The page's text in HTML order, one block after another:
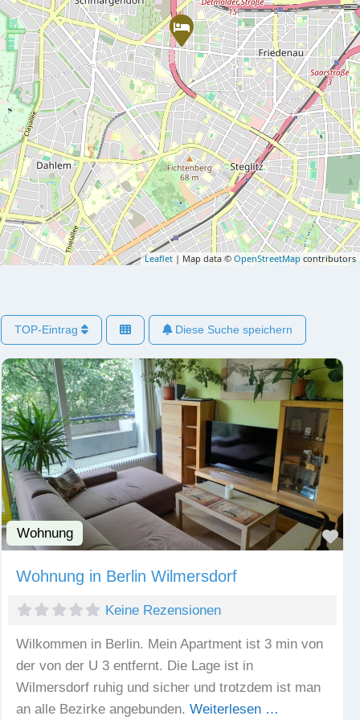
Leaflet | Map data © OpenStreetMap contributors
TOP-Eintrag Diese Suche speichern
Wohnung
Wohnung in Berlin Wilmersdorf
Keine Rezensionen
Wilkommen in Berlin. Mein Apartment ist 3 min von
der von der U 3 entfernt. Die Lage ist in
Wilmersdorf ruhig und sicher und trotzdem ist man
an alle Bezirke angebunden. Weiterlesen …